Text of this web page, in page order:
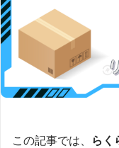
この記事では、
らく